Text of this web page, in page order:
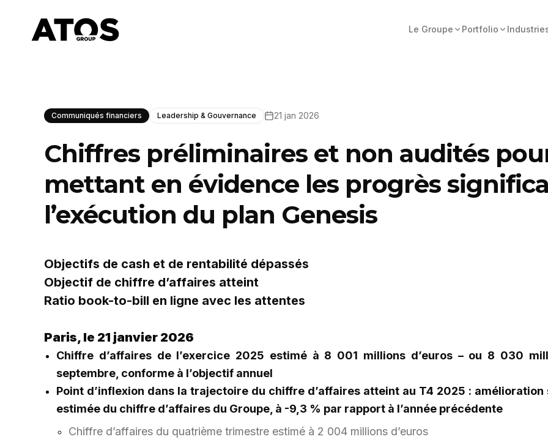
Le Groupe Portfolio
Communiqués financiers Leadership & Gouvernance 21 jan 2026
Chiffres préliminaires et non audités pour
mettant en évidence les progrès
l’exécution du plan Genesis
Objectifs de cash et de rentabilité dépassés
Objectif de chiffre d’affaires atteint
Ratio book-to-bill en ligne avec les attentes
Paris, le 21 janvier 2026
Chiffre d’affaires de l’exercice 2025 estimé à 8 001 millions d’euros – ou 8 030
septembre, conforme à l’objectif annuel
Point d’inflexion dans la trajectoire du chiffre d’affaires atteint au T4 2025 :
estimée du chiffre d’affaires du Groupe, à -9,3 % par rapport à l’année précédente
Chiffre d’affaires du quatrième trimestre estimé à 2 004 millions d’euros